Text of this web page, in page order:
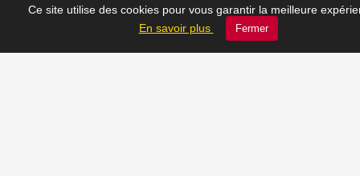
Ce site utilise des cookies pour vous garantir la meilleure
En savoir plus
Fermer